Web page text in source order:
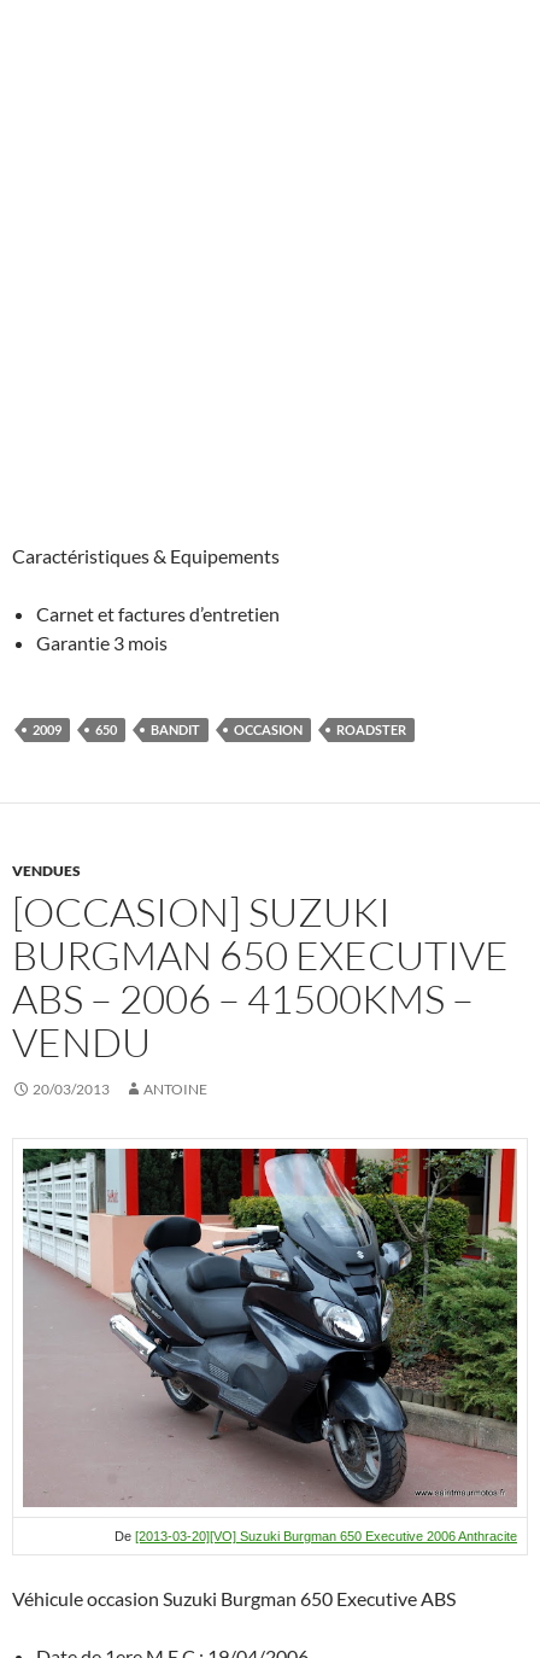
Caractéristiques & Equipements
Carnet et factures d’entretien
Garantie 3 mois
2009 650 BANDIT OCCASION ROADSTER
VENDUES
[OCCASION] SUZUKI
BURGMAN 650 EXECUTIVE
ABS – 2006 – 41500KMS –
VENDU
20/03/2013 ANTOINE
De [2013-03-20][VO] Suzuki Burgman 650 Executive 2006 Anthracite
Véhicule occasion Suzuki Burgman 650 Executive ABS